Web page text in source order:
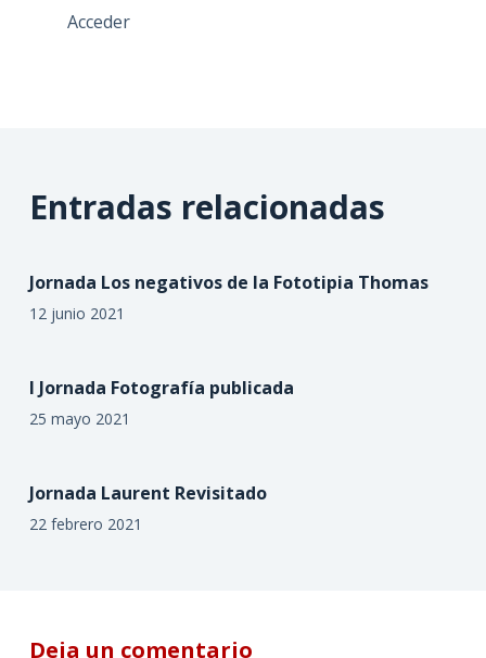
Acceder
Entradas relacionadas
Jornada Los negativos de la Fototipia Thomas
12 junio 2021
I Jornada Fotografía publicada
25 mayo 2021
Jornada Laurent Revisitado
22 febrero 2021
Deja un comentario